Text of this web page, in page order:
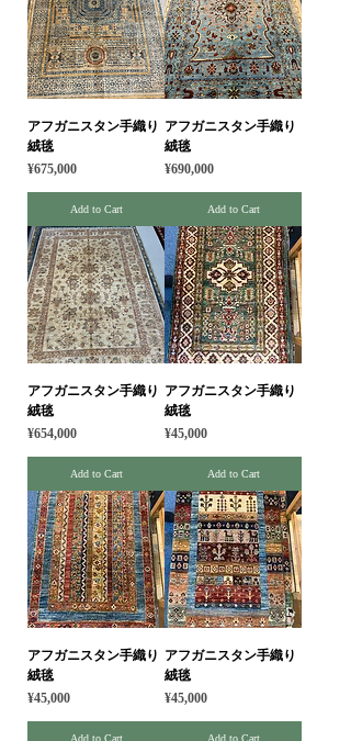
アフガニスタン手織り
絨毯
Price
¥675,000
Add to Cart
アフガニスタン手織り
絨毯
Price
¥690,000
Add to Cart
アフガニスタン手織り
絨毯
Price
¥654,000
Add to Cart
アフガニスタン手織り
絨毯
Price
¥45,000
Add to Cart
アフガニスタン手織り
絨毯
Price
¥45,000
Add to Cart
アフガニスタン手織り
絨毯
Price
¥45,000
Add to Cart